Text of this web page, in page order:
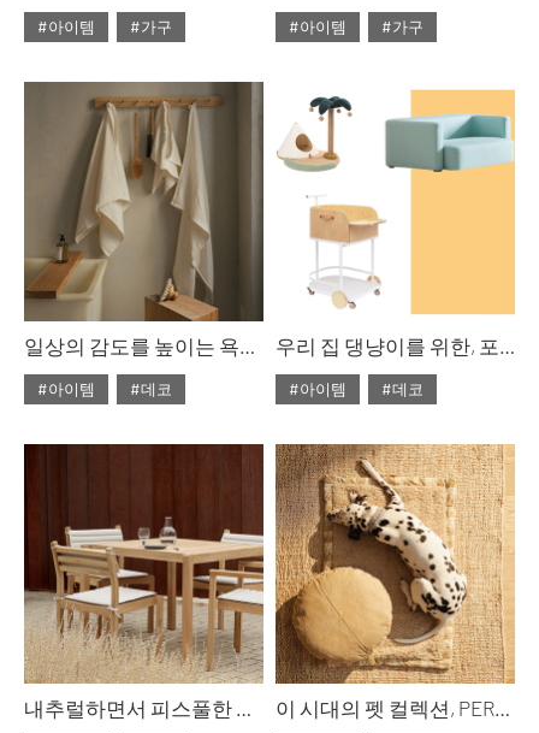
#아이템
#가구
#ISSUE285
#자라홈
#아이템
#가구
#ISSUE283
#두닷
#테이블
일상의 감도를 높이는 욕실 아이템, 나만의 작은 오아시스
#아이템
#데코
우리 집 댕냥이를 위한, 포근한 휴식처
#아이템
#데코
#ISSUE280
#디자인소품
내추럴하면서 피스풀한 아웃도어 다이닝 이 시대의 펫 컬렉션, PERFECT HARMONY